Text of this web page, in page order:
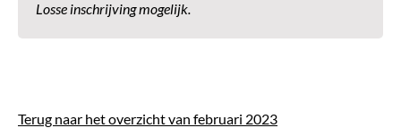
Losse inschrijving mogelijk.
Terug naar het overzicht van februari 2023